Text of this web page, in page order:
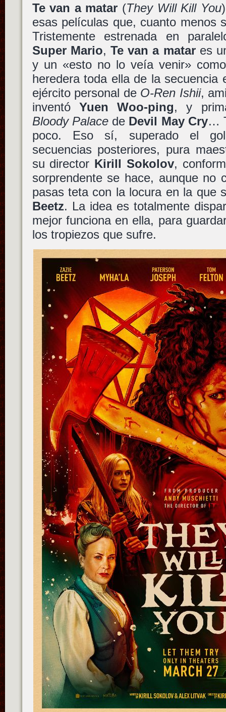
Te van a matar (They Will Kill You
esas películas que, cuanto menos
Tristemente estrenada en
Super Mario, Te van a matares
y un «esto no lo veía venir»
heredera toda ella de la secuencia
ejército personal de O-Ren Ishii,
inventó Yuen Woo-ping, y
Bloody Palacede Devil May Cry…
poco. Eso sí, superado el
secuencias posteriores, pura
su director Kirill Sokolov,
sorprendente se hace, aunque no
pasas teta con la locura en la que
Beetz. La idea es totalmente
mejor funciona en ella, para
los tropiezos que sufre.